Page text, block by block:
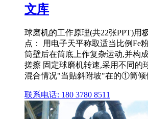
文库
球磨机的工作原理(共22张PPT)用
点： 用电子天平称取适当比例Fe
筒壁后在筒底上作复杂运动,并构
搓擦 固定球磨机转速,采用不同的
混合情况"当贴斜附坡"在的①筒倾
联系电话: 180 3780 8511